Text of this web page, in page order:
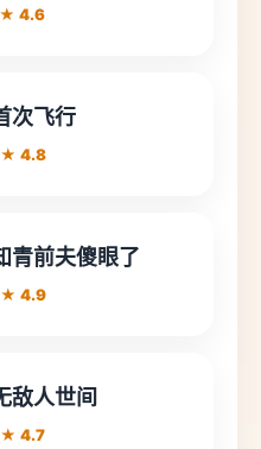
★ 4.6
次飞行
★ 4.8
青前夫傻眼了
★ 4.9
敌人世间
★ 4.7